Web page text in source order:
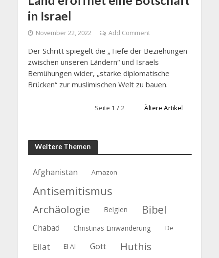
in Israel
November 22, 2022 Add Comment
Der Schritt spiegelt die „Tiefe der Beziehungen
zwischen unseren Ländern“ und Israels
Bemühungen wider, „starke diplomatische
Brücken“ zur muslimischen Welt zu bauen.
Seite 1 / 2 Ältere Artikel
Weitere Themen
Afghanistan Amazon
Antisemitismus
Archäologie Belgien Bibel
Chabad Christinas Einwanderung De
Eilat El Al Gott Huthis